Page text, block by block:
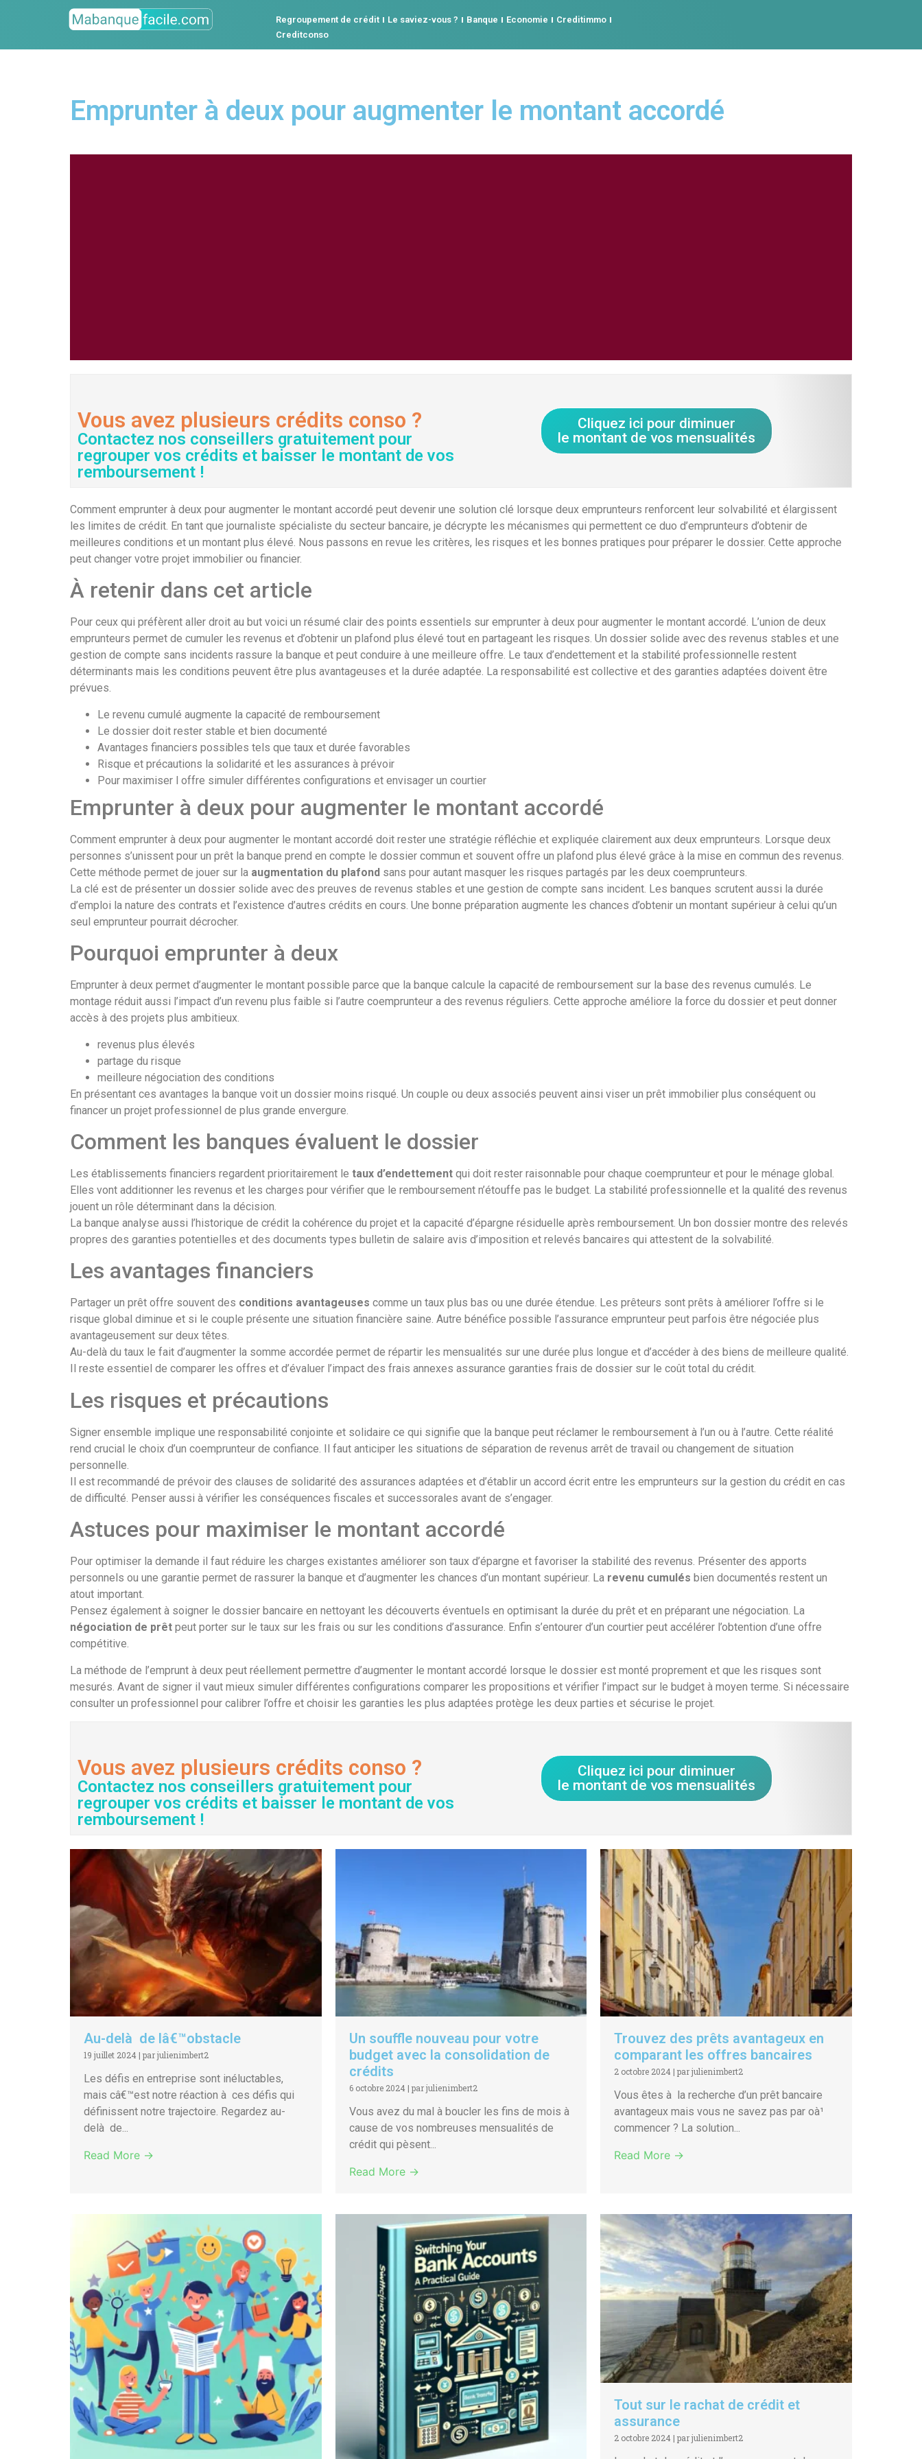
Regroupement de crédit Le saviez-vous ? Banque Economie
Creditimmo
Creditconso
Emprunter à deux pour augmenter le montant accordé
Vous avez plusieurs crédits conso ?
Contactez nos conseillers gratuitement pour
regrouper vos crédits et baisser le montant de vos
remboursement !
Cliquez ici pour diminuer
le montant de vos mensualités
Comment emprunter à deux pour augmenter le montant accordé peut devenir une solution clé lorsque deux emprunteurs renforcent leur solvabilité et élargissent
les limites de crédit. En tant que journaliste spécialiste du secteur bancaire, je décrypte les mécanismes qui permettent ce duo d’emprunteurs d’obtenir de
meilleures conditions et un montant plus élevé. Nous passons en revue les critères, les risques et les bonnes pratiques pour préparer le dossier. Cette approche
peut changer votre projet immobilier ou financier.
À retenir dans cet article
Pour ceux qui préfèrent aller droit au but voici un résumé clair des points essentiels sur emprunter à deux pour augmenter le montant accordé. L’union de deux
emprunteurs permet de cumuler les revenus et d’obtenir un plafond plus élevé tout en partageant les risques. Un dossier solide avec des revenus stables et une
gestion de compte sans incidents rassure la banque et peut conduire à une meilleure offre. Le taux d’endettement et la stabilité professionnelle restent
déterminants mais les conditions peuvent être plus avantageuses et la durée adaptée. La responsabilité est collective et des garanties adaptées doivent être
prévues.
Le revenu cumulé augmente la capacité de remboursement
Le dossier doit rester stable et bien documenté
Avantages financiers possibles tels que taux et durée favorables
Risque et précautions la solidarité et les assurances à prévoir
Pour maximiser l offre simuler différentes configurations et envisager un courtier
Emprunter à deux pour augmenter le montant accordé
Comment emprunter à deux pour augmenter le montant accordé doit rester une stratégie réfléchie et expliquée clairement aux deux emprunteurs. Lorsque deux
personnes s’unissent pour un prêt la banque prend en compte le dossier commun et souvent offre un plafond plus élevé grâce à la mise en commun des revenus.
Cette méthode permet de jouer sur la augmentation du plafond sans pour autant masquer les risques partagés par les deux coemprunteurs.
La clé est de présenter un dossier solide avec des preuves de revenus stables et une gestion de compte sans incident. Les banques scrutent aussi la durée
d’emploi la nature des contrats et l’existence d’autres crédits en cours. Une bonne préparation augmente les chances d’obtenir un montant supérieur à celui qu’un
seul emprunteur pourrait décrocher.
Pourquoi emprunter à deux
Emprunter à deux permet d’augmenter le montant possible parce que la banque calcule la capacité de remboursement sur la base des revenus cumulés. Le
montage réduit aussi l’impact d’un revenu plus faible si l’autre coemprunteur a des revenus réguliers. Cette approche améliore la force du dossier et peut donner
accès à des projets plus ambitieux.
revenus plus élevés
partage du risque
meilleure négociation des conditions
En présentant ces avantages la banque voit un dossier moins risqué. Un couple ou deux associés peuvent ainsi viser un prêt immobilier plus conséquent ou
financer un projet professionnel de plus grande envergure.
Comment les banques évaluent le dossier
Les établissements financiers regardent prioritairement le taux d’endettement qui doit rester raisonnable pour chaque coemprunteur et pour le ménage global.
Elles vont additionner les revenus et les charges pour vérifier que le remboursement n’étouffe pas le budget. La stabilité professionnelle et la qualité des revenus
jouent un rôle déterminant dans la décision.
La banque analyse aussi l’historique de crédit la cohérence du projet et la capacité d’épargne résiduelle après remboursement. Un bon dossier montre des relevés
propres des garanties potentielles et des documents types bulletin de salaire avis d’imposition et relevés bancaires qui attestent de la solvabilité.
Les avantages financiers
Partager un prêt offre souvent des conditions avantageuses comme un taux plus bas ou une durée étendue. Les prêteurs sont prêts à améliorer l’offre si le
risque global diminue et si le couple présente une situation financière saine. Autre bénéfice possible l’assurance emprunteur peut parfois être négociée plus
avantageusement sur deux têtes.
Au-delà du taux le fait d’augmenter la somme accordée permet de répartir les mensualités sur une durée plus longue et d’accéder à des biens de meilleure qualité.
Il reste essentiel de comparer les offres et d’évaluer l’impact des frais annexes assurance garanties frais de dossier sur le coût total du crédit.
Les risques et précautions
Signer ensemble implique une responsabilité conjointe et solidaire ce qui signifie que la banque peut réclamer le remboursement à l’un ou à l’autre. Cette réalité
rend crucial le choix d’un coemprunteur de confiance. Il faut anticiper les situations de séparation de revenus arrêt de travail ou changement de situation
personnelle.
Il est recommandé de prévoir des clauses de solidarité des assurances adaptées et d’établir un accord écrit entre les emprunteurs sur la gestion du crédit en cas
de difficulté. Penser aussi à vérifier les conséquences fiscales et successorales avant de s’engager.
Astuces pour maximiser le montant accordé
Pour optimiser la demande il faut réduire les charges existantes améliorer son taux d’épargne et favoriser la stabilité des revenus. Présenter des apports
personnels ou une garantie permet de rassurer la banque et d’augmenter les chances d’un montant supérieur. La revenu cumulés bien documentés restent un
atout important.
Pensez également à soigner le dossier bancaire en nettoyant les découverts éventuels en optimisant la durée du prêt et en préparant une négociation. La
négociation de prêt peut porter sur le taux sur les frais ou sur les conditions d’assurance. Enfin s’entourer d’un courtier peut accélérer l’obtention d’une offre
compétitive.
La méthode de l’emprunt à deux peut réellement permettre d’augmenter le montant accordé lorsque le dossier est monté proprement et que les risques sont
mesurés. Avant de signer il vaut mieux simuler différentes configurations comparer les propositions et vérifier l’impact sur le budget à moyen terme. Si nécessaire
consulter un professionnel pour calibrer l’offre et choisir les garanties les plus adaptées protège les deux parties et sécurise le projet.
Vous avez plusieurs crédits conso ?
Contactez nos conseillers gratuitement pour
regrouper vos crédits et baisser le montant de vos
remboursement !
Cliquez ici pour diminuer
le montant de vos mensualités
Au-delà de lâ€™obstacle
19 juillet 2024 | par julienimbert2
Les défis en entreprise sont inéluctables,
mais câ€™est notre réaction à ces défis qui
définissent notre trajectoire. Regardez au-
delà de...
Read More →
Un souffle nouveau pour votre
budget avec la consolidation de
crédits
6 octobre 2024 | par julienimbert2
Vous avez du mal à boucler les fins de mois à
cause de vos nombreuses mensualités de
crédit qui pèsent...
Read More →
Trouvez des prêts avantageux en
comparant les offres bancaires
2 octobre 2024 |par julienimbert2
Vous êtes à la recherche d’un prêt bancaire
avantageux mais vous ne savez pas par oà¹
commencer ? La solution...
Read More →
Tout sur le rachat de crédit et
assurance
2 octobre 2024 |par julienimbert2